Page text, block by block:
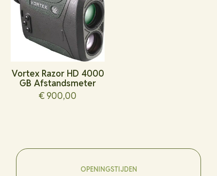
Vortex Razor HD 4000
GB Afstandsmeter
€ 900,00
OPENINGSTIJDEN